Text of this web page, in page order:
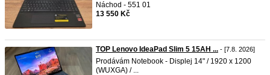
Náchod - 551 01
13 550 Kč
TOP Lenovo IdeaPad Slim 5 15AH ... - [7.8. 2026]
Prodávám Notebook - Displej 14" / 1920 x 1200
(WUXGA) / ...